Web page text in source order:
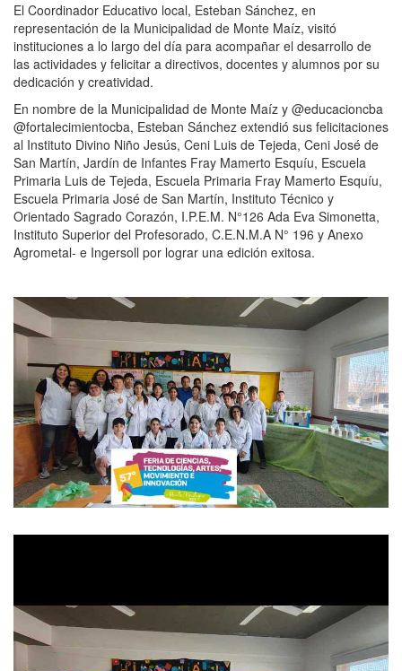
El Coordinador Educativo local, Esteban Sánchez, en
representación de la Municipalidad de Monte Maíz, visitó
instituciones a lo largo del día para acompañar el desarrollo de
las actividades y felicitar a directivos, docentes y alumnos por su
dedicación y creatividad.
En nombre de la Municipalidad de Monte Maíz y @educacioncba
@fortalecimientocba, Esteban Sánchez extendió sus felicitaciones
al Instituto Divino Niño Jesús, Ceni Luis de Tejeda, Ceni José de
San Martín, Jardín de Infantes Fray Mamerto Esquíu, Escuela
Primaria Luis de Tejeda, Escuela Primaria Fray Mamerto Esquíu,
Escuela Primaria José de San Martín, Instituto Técnico y
Orientado Sagrado Corazón, I.P.E.M. N°126 Ada Eva Simonetta,
Instituto Superior del Profesorado, C.E.N.M.A N° 196 y Anexo
Agrometal- e Ingersoll por lograr una edición exitosa.